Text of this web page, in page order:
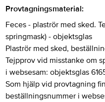
Provtagningsmaterial:
Feces - plaströr med sked.
springmask) - objektsglas
Plaströr med sked,
Tejpprov vid misstanke om
i websesam: objektsglas
Som hjälp vid provtagning
beställningsnummer i